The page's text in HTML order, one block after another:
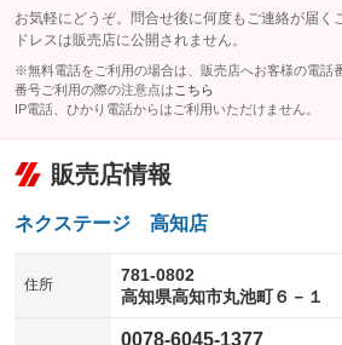
お気軽にどうぞ。問合せ後に何度もご連絡が届く
ドレスは販売店に公開されません。
※無料電話をご利用の場合は、販売店へお客様の電話
番号ご利用の際の注意点は こちら
IP電話、ひかり電話からはご利用いただけません。
販売店情報
ネクステージ 高知店
住所
781-0802
高知県高知市丸池町６－１
0078-6045-1377